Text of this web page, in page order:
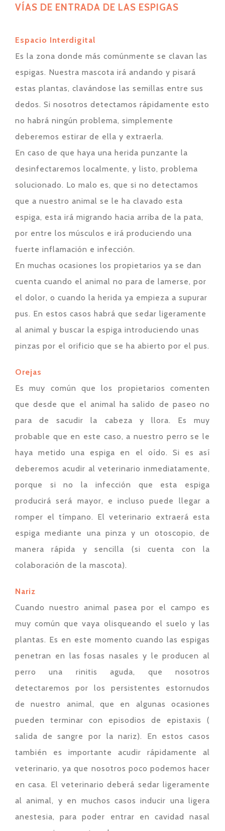
VÍAS DE ENTRADA DE LAS ESPIGAS
Espacio Interdigital
Es la zona donde más comúnmente se clavan las
espigas. Nuestra mascota irá andando y pisará
estas plantas, clavándose las semillas entre sus
dedos. Si nosotros detectamos rápidamente esto
no habrá ningún problema, simplemente
deberemos estirar de ella y extraerla.
En caso de que haya una herida punzante la
desinfectaremos localmente, y listo, problema
solucionado. Lo malo es, que si no detectamos
que a nuestro animal se le ha clavado esta
espiga, esta irá migrando hacia arriba de la pata,
por entre los músculos e irá produciendo una
fuerte inflamación e infección.
En muchas ocasiones los propietarios ya se dan
cuenta cuando el animal no para de lamerse, por
el dolor, o cuando la herida ya empieza a supurar
pus. En estos casos habrá que sedar ligeramente
al animal y buscar la espiga introduciendo unas
pinzas por el orificio que se ha abierto por el pus.
Orejas
Es muy común que los propietarios comenten
que desde que el animal ha salido de paseo no
para de sacudir la cabeza y llora. Es muy
probable que en este caso, a nuestro perro se le
haya metido una espiga en el oído. Si es así
deberemos acudir al veterinario inmediatamente,
porque si no la infección que esta espiga
producirá será mayor, e incluso puede llegar a
romper el tímpano. El veterinario extraerá esta
espiga mediante una pinza y un otoscopio, de
manera rápida y sencilla (si cuenta con la
colaboración de la mascota).
Nariz
Cuando nuestro animal pasea por el campo es
muy común que vaya olisqueando el suelo y las
plantas. Es en este momento cuando las espigas
penetran en las fosas nasales y le producen al
perro una rinitis aguda, que nosotros
detectaremos por los persistentes estornudos
de nuestro animal, que en algunas ocasiones
pueden terminar con episodios de epistaxis (
salida de sangre por la nariz). En estos casos
también es importante acudir rápidamente al
veterinario, ya que nosotros poco podemos hacer
en casa. El veterinario deberá sedar ligeramente
al animal, y en muchos casos inducir una ligera
anestesia, para poder entrar en cavidad nasal